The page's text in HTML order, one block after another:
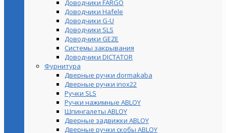
Доводчики FARGO
Доводчики Hafele
Доводчики G-U
Доводчики SLS
Доводчики GEZE
Cистемы закрывания
Доводчики DICTATOR
Фурнитура
Дверные ручки dormakaba
Дверные ручки inox22
Ручки SLS
Ручки нажимные ABLOY
Шпингалеты ABLOY
Дверные задвижки ABLOY
Дверные ручки скобы ABLOY